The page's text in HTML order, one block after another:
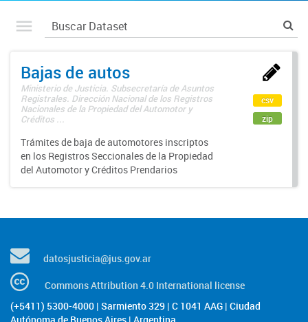
Bajas de autos
Ministerio de Justicia. Subsecretaría de Asuntos
Registrales. Dirección Nacional de los Registros
Nacionales de la Propiedad del Automotor y
Créditos ...
Trámites de baja de automotores inscriptos
en los Registros Seccionales de la Propiedad
del Automotor y Créditos Prendarios
csv
zip
datosjusticia@jus.gov.ar
Commons Attribution 4.0 International license
(+5411) 5300-4000 | Sarmiento 329 | C 1041 AAG | Ciudad